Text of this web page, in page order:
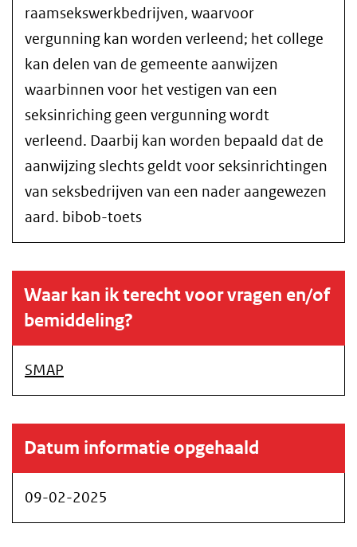
raamsekswerkbedrijven, waarvoor
vergunning kan worden verleend; het college
kan delen van de gemeente aanwijzen
waarbinnen voor het vestigen van een
seksinriching geen vergunning wordt
verleend. Daarbij kan worden bepaald dat de
aanwijzing slechts geldt voor seksinrichtingen
van seksbedrijven van een nader aangewezen
aard. bibob-toets
Waar kan ik terecht voor vragen en/of
bemiddeling?
SMAP
Datum informatie opgehaald
09-02-2025